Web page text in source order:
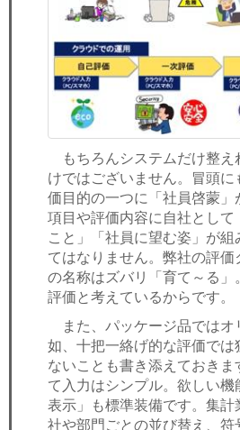
もちろんシステムだけ整え
けではございません。冒頭
価目的の一つに「社員啓蒙」
項目や評価内容に自社として
こと」「社員に望む姿」が組
てはなりません。弊社の評価
の名称はズバリ「育て～る」
評価と考えているからです。
また、パッケージ品ではオ
如、十把一絡げ的な評価では
ないことも書き添えておきま
て入力はシンプル。欲しい機
表示」も標準装備です。集計
社や部門ごとの並び替え、